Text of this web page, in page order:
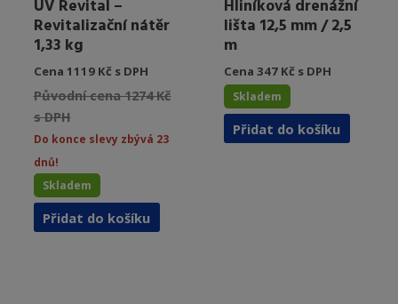
UV Revital –
Revitalizační nátěr
1,33 kg
Cena 1119 Kč s DPH
Původní cena 1274 Kč
s DPH
Do konce slevy zbývá 23
dnů!
Skladem
Přidat do košíku
Hliníková drenážní
lišta 12,5 mm / 2,5
m
Cena 347 Kč s DPH
Skladem
Přidat do košíku